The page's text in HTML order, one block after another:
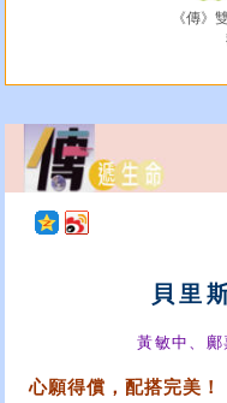
《傳》
貝里
黃敏中、
心願得償，配搭完美！